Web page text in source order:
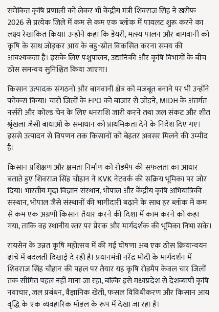
समेकित कृषि प्रणाली को लेकर भी केंद्रीय मंत्री शिवराज सिंह ने खरीफ
2026 से प्रत्येक जिले में कम से कम एक ब्लॉक में पायलट शुरू करने का
लक्ष्य रेखांकित किया। उन्होंने कहा कि डेयरी, मत्स्य पालन और बागवानी को
कृषि के साथ जोड़कर आय के बहु-स्रोत विकसित करना समय की
आवश्यकता है। इसके लिए पशुपालन, उद्यानिकी और कृषि विभागों के बीच
ठोस समन्वय सुनिश्चित किया जाएगा।
किसान उत्पादक संगठनों और बागवानी क्षेत्र को मजबूत बनाने पर भी उन्होंने
फोकस किया। चारों जिलों के FPO को बाजार से जोड़ने, MIDH के अंतर्गत
नर्सरी और कोल्ड चेन के लिए धनराशि जारी करने तथा जल संकट और शीत
श्रृंखला जैसी बाधाओं के समाधान को प्राथमिकता देने के निर्देश दिए गए।
इससे उत्पादन से विपणन तक किसानों को बेहतर अवसर मिलने की उम्मीद
है।
किसान प्रशिक्षण और क्षमता निर्माण को रोडमैप की सफलता का आधार
बताते हुए शिवराज सिंह चौहान ने KVK नेटवर्क की सक्रिय भूमिका पर जोर
दिया। भारतीय मृदा विज्ञान संस्थान, भोपाल और केंद्रीय कृषि अभियांत्रिकी
संस्थान, भोपाल जैसे संस्थानों की भागीदारी बढ़ाने के साथ हर ब्लॉक में कम
से कम एक अग्रणी किसान तैयार करने की दिशा में काम करने को कहा
गया, ताकि वह स्थानीय स्तर पर प्रेरक और मार्गदर्शक की भूमिका निभा सके।
रायसेन के उन्नत कृषि महोत्सव में की गई घोषणा अब एक ठोस क्रियान्वयन
ढांचे में बदलती दिखाई दे रही है। प्रधानमंत्री नरेंद्र मोदी के मार्गदर्शन में
शिवराज सिंह चौहान की पहल पर तैयार यह कृषि रोडमैप केवल चार जिलों
तक सीमित पहल नहीं माना जा रहा, बल्कि इसे मध्यप्रदेश से देशव्यापी कृषि
नवाचार, जल प्रबंधन, वैज्ञानिक खेती, फसल विविधीकरण और किसान आय
वृद्धि के एक व्यवहारिक मॉडल के रूप में देखा जा रहा है।